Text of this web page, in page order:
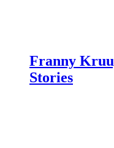
Franny
Stories